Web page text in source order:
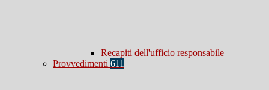
Recapiti dell'ufficio responsabile
Provvedimenti 611